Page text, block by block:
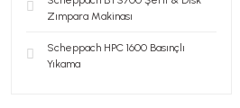
Zımpara Makinası
Scheppach HPC 1600 Basınçlı
Yıkama